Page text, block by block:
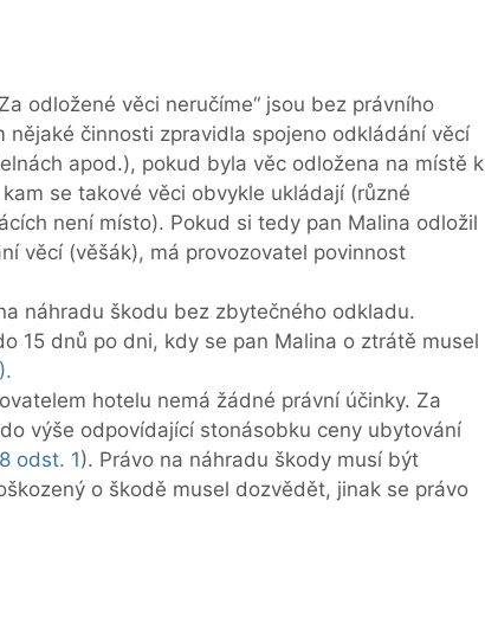
odložené věci neručíme“ jsou bez právního
činnosti zpravidla spojeno odkládání věcí
apod.), pokud byla věc odložena na místě k
se takové věci obvykle ukládají (různé
není místo). Pokud si tedy pan Malina odložil
věcí (věšák), má provozovatel povinnost
náhradu škodu bez zbytečného odkladu.
15 dnů po dni, kdy se pan Malina o ztrátě musel
hotelu nemá žádné právní účinky. Za
výše odpovídající stonásobku ceny ubytování
odst. 1). Právo na náhradu škody musí být
o škodě musel dozvědět, jinak se právo